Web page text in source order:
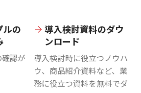
ルの
認が
導入検討資料のダウ
ンロード
導入検討時に役立つノウハ
ウ、商品紹介資料など、業
務に役立つ資料を無料でダ